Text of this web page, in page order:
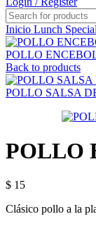
Inicio Lunch
POLLO
Back to products
POLLO SALSA
POLLO
$ 15
Clásico pollo a la